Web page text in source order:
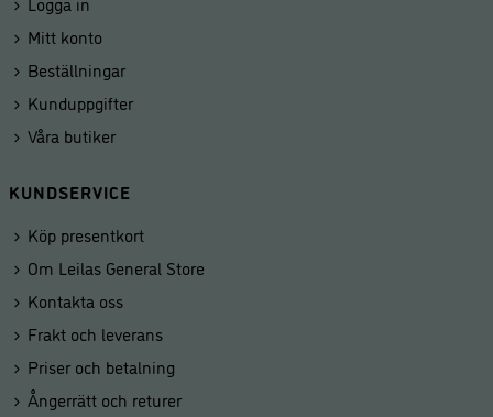
Mitt konto
Beställningar
Kunduppgifter
Våra butiker
KUNDSERVICE
Köp presentkort
Om Leilas General Store
Kontakta oss
Frakt och leverans
Priser och betalning
Ångerrätt och returer